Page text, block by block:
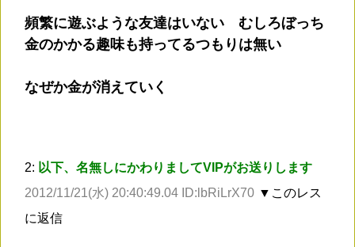
頻繁に遊ぶような友達はいない むしろぼっち
金のかかる趣味も持ってるつもりは無い
なぜか金が消えていく
2: 以下、名無しにかわりましてVIPがお送りします
2012/11/21(水) 20:40:49.04 ID:lbRiLrX70 ▼このレス
に返信